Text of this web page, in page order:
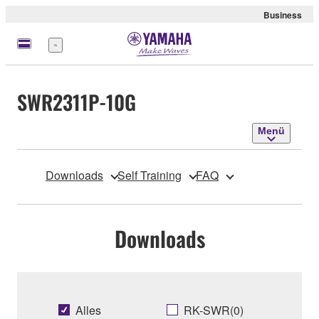
Business
Menü
SWR2311P-10G
Menü
Downloads Self Training FAQ
Downloads
Alles
RK-SWR(0)